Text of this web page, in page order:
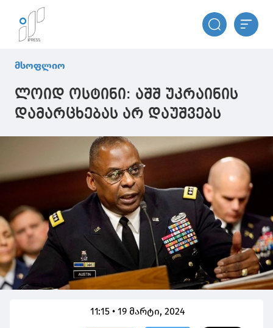
მსოფლიო
ლოიდ ოსტინი: აშშ უკრაინის
დამარცხებას არ დაუშვებს
11:15 • 19 მარტი, 2024